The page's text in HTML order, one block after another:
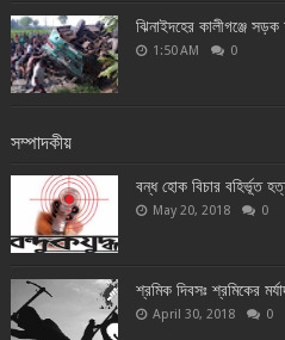
ঝিনাইদহের কালীগঞ্জে
1:50 AM 0
সম্পাদকীয়
বন্ধ হোক বিচার বহির্ভূত
May 20, 2018 0
শ্রমিক দিবসঃ শ্রমিকের
April 30, 2018 0